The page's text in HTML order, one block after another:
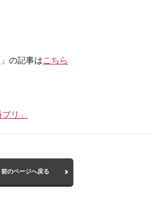
の記事はこちら
リ」
前のページへ戻る